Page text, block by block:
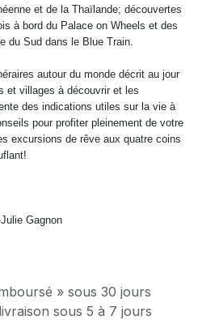
et de la Thaïlande; découvertes
à bord du Palace on Wheels et des
du Sud dans le Blue Train.
autour du monde décrit au jour
et villages à découvrir et les
des indications utiles sur la vie à
pour profiter pleinement de votre
excursions de rêve aux quatre coins
Gagnon
» sous 30 jours
sous 5 à 7 jours